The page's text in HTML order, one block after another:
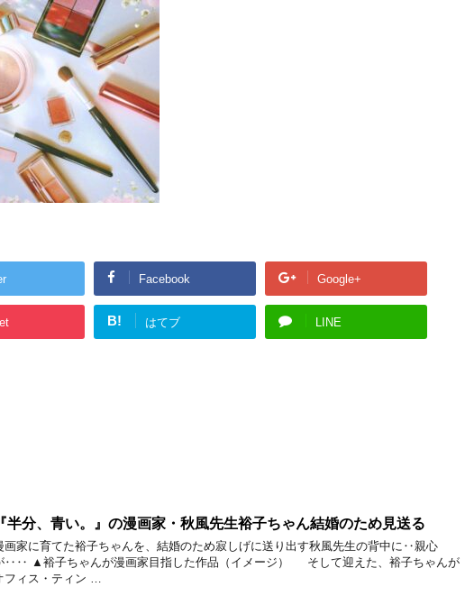
Facebook Google+
B! はてブ LINE
『半分、青い。』の漫画家・秋風先生裕子ちゃん結婚のため見送る
画家に育てた裕子ちゃんを、結婚のため寂しげに送り出す秋風先生の背中に‥親心
‥‥ ▲裕子ちゃんが漫画家目指した作品（イメージ） そして迎えた、裕子ちゃんが
フィス・ティン …